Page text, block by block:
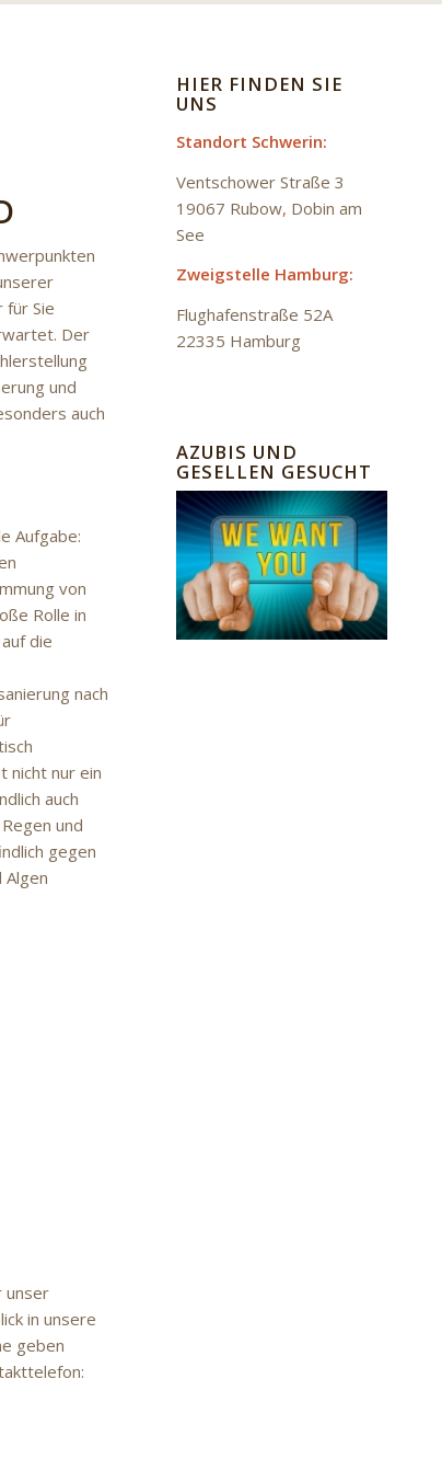
für Sie
Der
und
auch
Aufgabe:
von
Rolle in
die
nach
nicht nur ein
auch
und
gegen
unser
in unsere
geben
HIER FINDEN SIE
UNS
Standort Schwerin:
Ventschower Straße 3
19067 Rubow, Dobin am
See
Zweigstelle Hamburg:
Flughafenstraße 52A
22335 Hamburg
AZUBIS UND
GESELLEN GESUCHT